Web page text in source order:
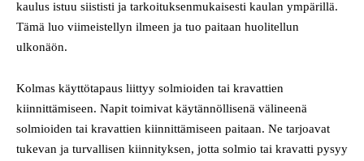
kaulus istuu siististi ja tarkoituksenmukaisesti kaulan ympärillä.
Tämä luo viimeistellyn ilmeen ja tuo paitaan huolitellun
ulkonäön.
Kolmas käyttötapaus liittyy solmioiden tai kravattien
kiinnittämiseen. Napit toimivat käytännöllisenä välineenä
solmioiden tai kravattien kiinnittämiseen paitaan. Ne tarjoavat
tukevan ja turvallisen kiinnityksen, jotta solmio tai kravatti pysyy